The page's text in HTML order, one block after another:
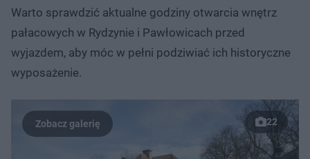
Warto sprawdzić aktualne godziny otwarcia wnętrz
pałacowych w Rydzynie i Pawłowicach przed
wyjazdem, aby móc w pełni podziwiać ich historyczne
wyposażenie.
22